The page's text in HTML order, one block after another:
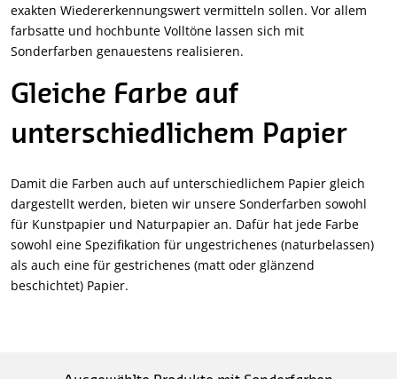
exakten Wiedererkennungswert vermitteln sollen. Vor allem
farbsatte und hochbunte Volltöne lassen sich mit
Sonderfarben genauestens realisieren.
Gleiche Farbe auf
unterschiedlichem Papier
Damit die Farben auch auf unterschiedlichem Papier gleich
dargestellt werden, bieten wir unsere Sonderfarben sowohl
für Kunstpapier und Naturpapier an. Dafür hat jede Farbe
sowohl eine Spezifikation für ungestrichenes (naturbelassen)
als auch eine für gestrichenes (matt oder glänzend
beschichtet) Papier.